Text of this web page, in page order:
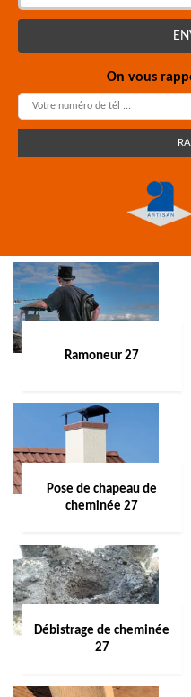
On vous
Ramoneur 27
Pose de chapeau de
cheminée 27
Débistrage de cheminée
27